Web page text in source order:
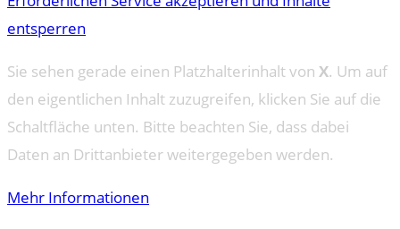
entsperren
Sie sehen gerade einen Platzhalterinhalt von X. Um auf
den eigentlichen Inhalt zuzugreifen, klicken Sie auf die
Schaltfläche unten. Bitte beachten Sie, dass dabei
Daten an Drittanbieter weitergegeben werden.
Mehr Informationen